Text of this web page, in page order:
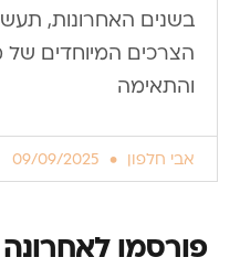
בשנים האחרונות,
הצרכים המיוחדים של
והתאימה
אבי חלפון
פורסמו לאחרונה